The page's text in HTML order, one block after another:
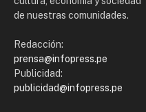
de nuestras comunidades.
Redacción:
prensa@infopress.pe
Publicidad:
publicidad@infopress.pe